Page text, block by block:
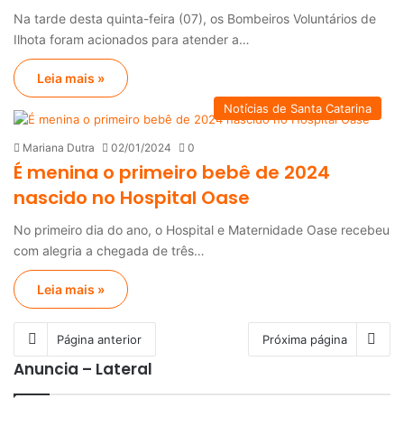
Na tarde desta quinta-feira (07), os Bombeiros Voluntários de
Ilhota foram acionados para atender a…
Leia mais »
Notícias de Santa Catarina
Mariana Dutra 02/01/2024 0
É menina o primeiro bebê de 2024
nascido no Hospital Oase
No primeiro dia do ano, o Hospital e Maternidade Oase recebeu
com alegria a chegada de três…
Leia mais »
Página anterior Próxima página
Anuncia – Lateral